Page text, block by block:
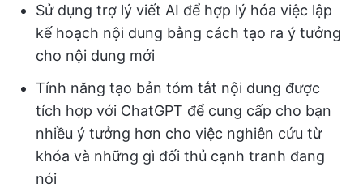
Sử dụng trợ lý viết AI để hợp lý hóa việc lập
kế hoạch nội dung bằng cách tạo ra ý tưởng
cho nội dung mới
Tính năng tạo bản tóm tắt nội dung được
tích hợp với ChatGPT để cung cấp cho bạn
nhiều ý tưởng hơn cho việc nghiên cứu từ
khóa và những gì đối thủ cạnh tranh đang
nói